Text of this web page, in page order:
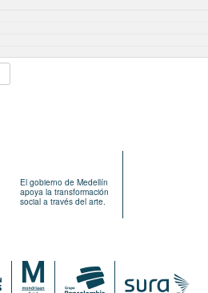
El gobierno de Medellín
apoya la transformación
social a través del arte.